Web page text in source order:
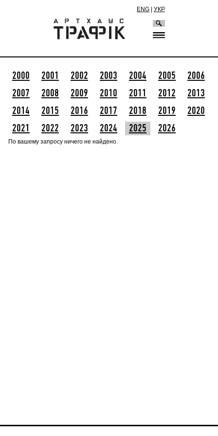
ENG УКР
2000 2001 2002 2003 2004 2005
2006
2007
2008 2009 2010 2011 2012
2013
2014
2015 2016 2017 2018 2019
2020
2021
2022 2023 2024 2025 2026
По вашему запросу ничего не найдено.